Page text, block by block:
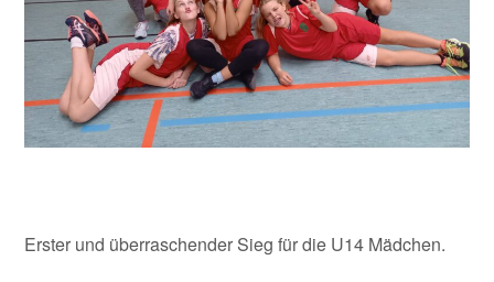
Erster und überraschender Sieg für die U14 Mädchen.